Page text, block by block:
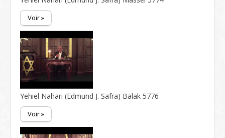
Voir »
Yehiel Nahari (Edmund J. Safra) Balak 5776
Voir »